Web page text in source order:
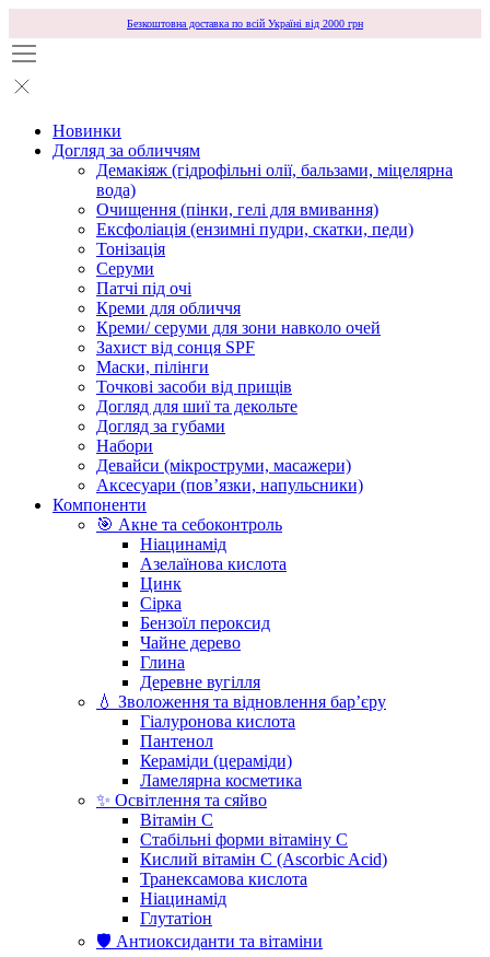
Безкоштовна доставка по всій Україні від 2000 грн
Новинки
Догляд за обличчям
Демакіяж (гідрофільні олії, бальзами, міцелярна
вода)
Очищення (пінки, гелі для вмивання)
Ексфоліація (ензимні пудри, скатки, педи)
Тонізація
Серуми
Патчі під очі
Креми для обличчя
Креми/ серуми для зони навколо очей
Захист від сонця SPF
Маски, пілінги
Точкові засоби від прищів
Догляд для шиї та декольте
Догляд за губами
Набори
Девайси (мікроструми, масажери)
Аксесуари (повʼязки, напульсники)
Компоненти
🎯 Акне та себоконтроль
Ніацинамід
Азелаїнова кислота
Цинк
Сірка
Бензоїл пероксид
Чайне дерево
Глина
Деревне вугілля
💧 Зволоження та відновлення бар’єру
Гіалуронова кислота
Пантенол
Кераміди (цераміди)
Ламелярна косметика
✨ Освітлення та сяйво
Вітамін С
Стабільні форми вітаміну С
Кислий вітамін С (Ascorbic Acid)
Транексамова кислота
Ніацинамід
Глутатіон
🛡️ Антиоксиданти та вітаміни